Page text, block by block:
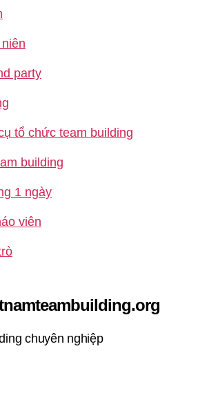
party
tổ chức team building
building
1 ngày
viên
chuyên nghiệp